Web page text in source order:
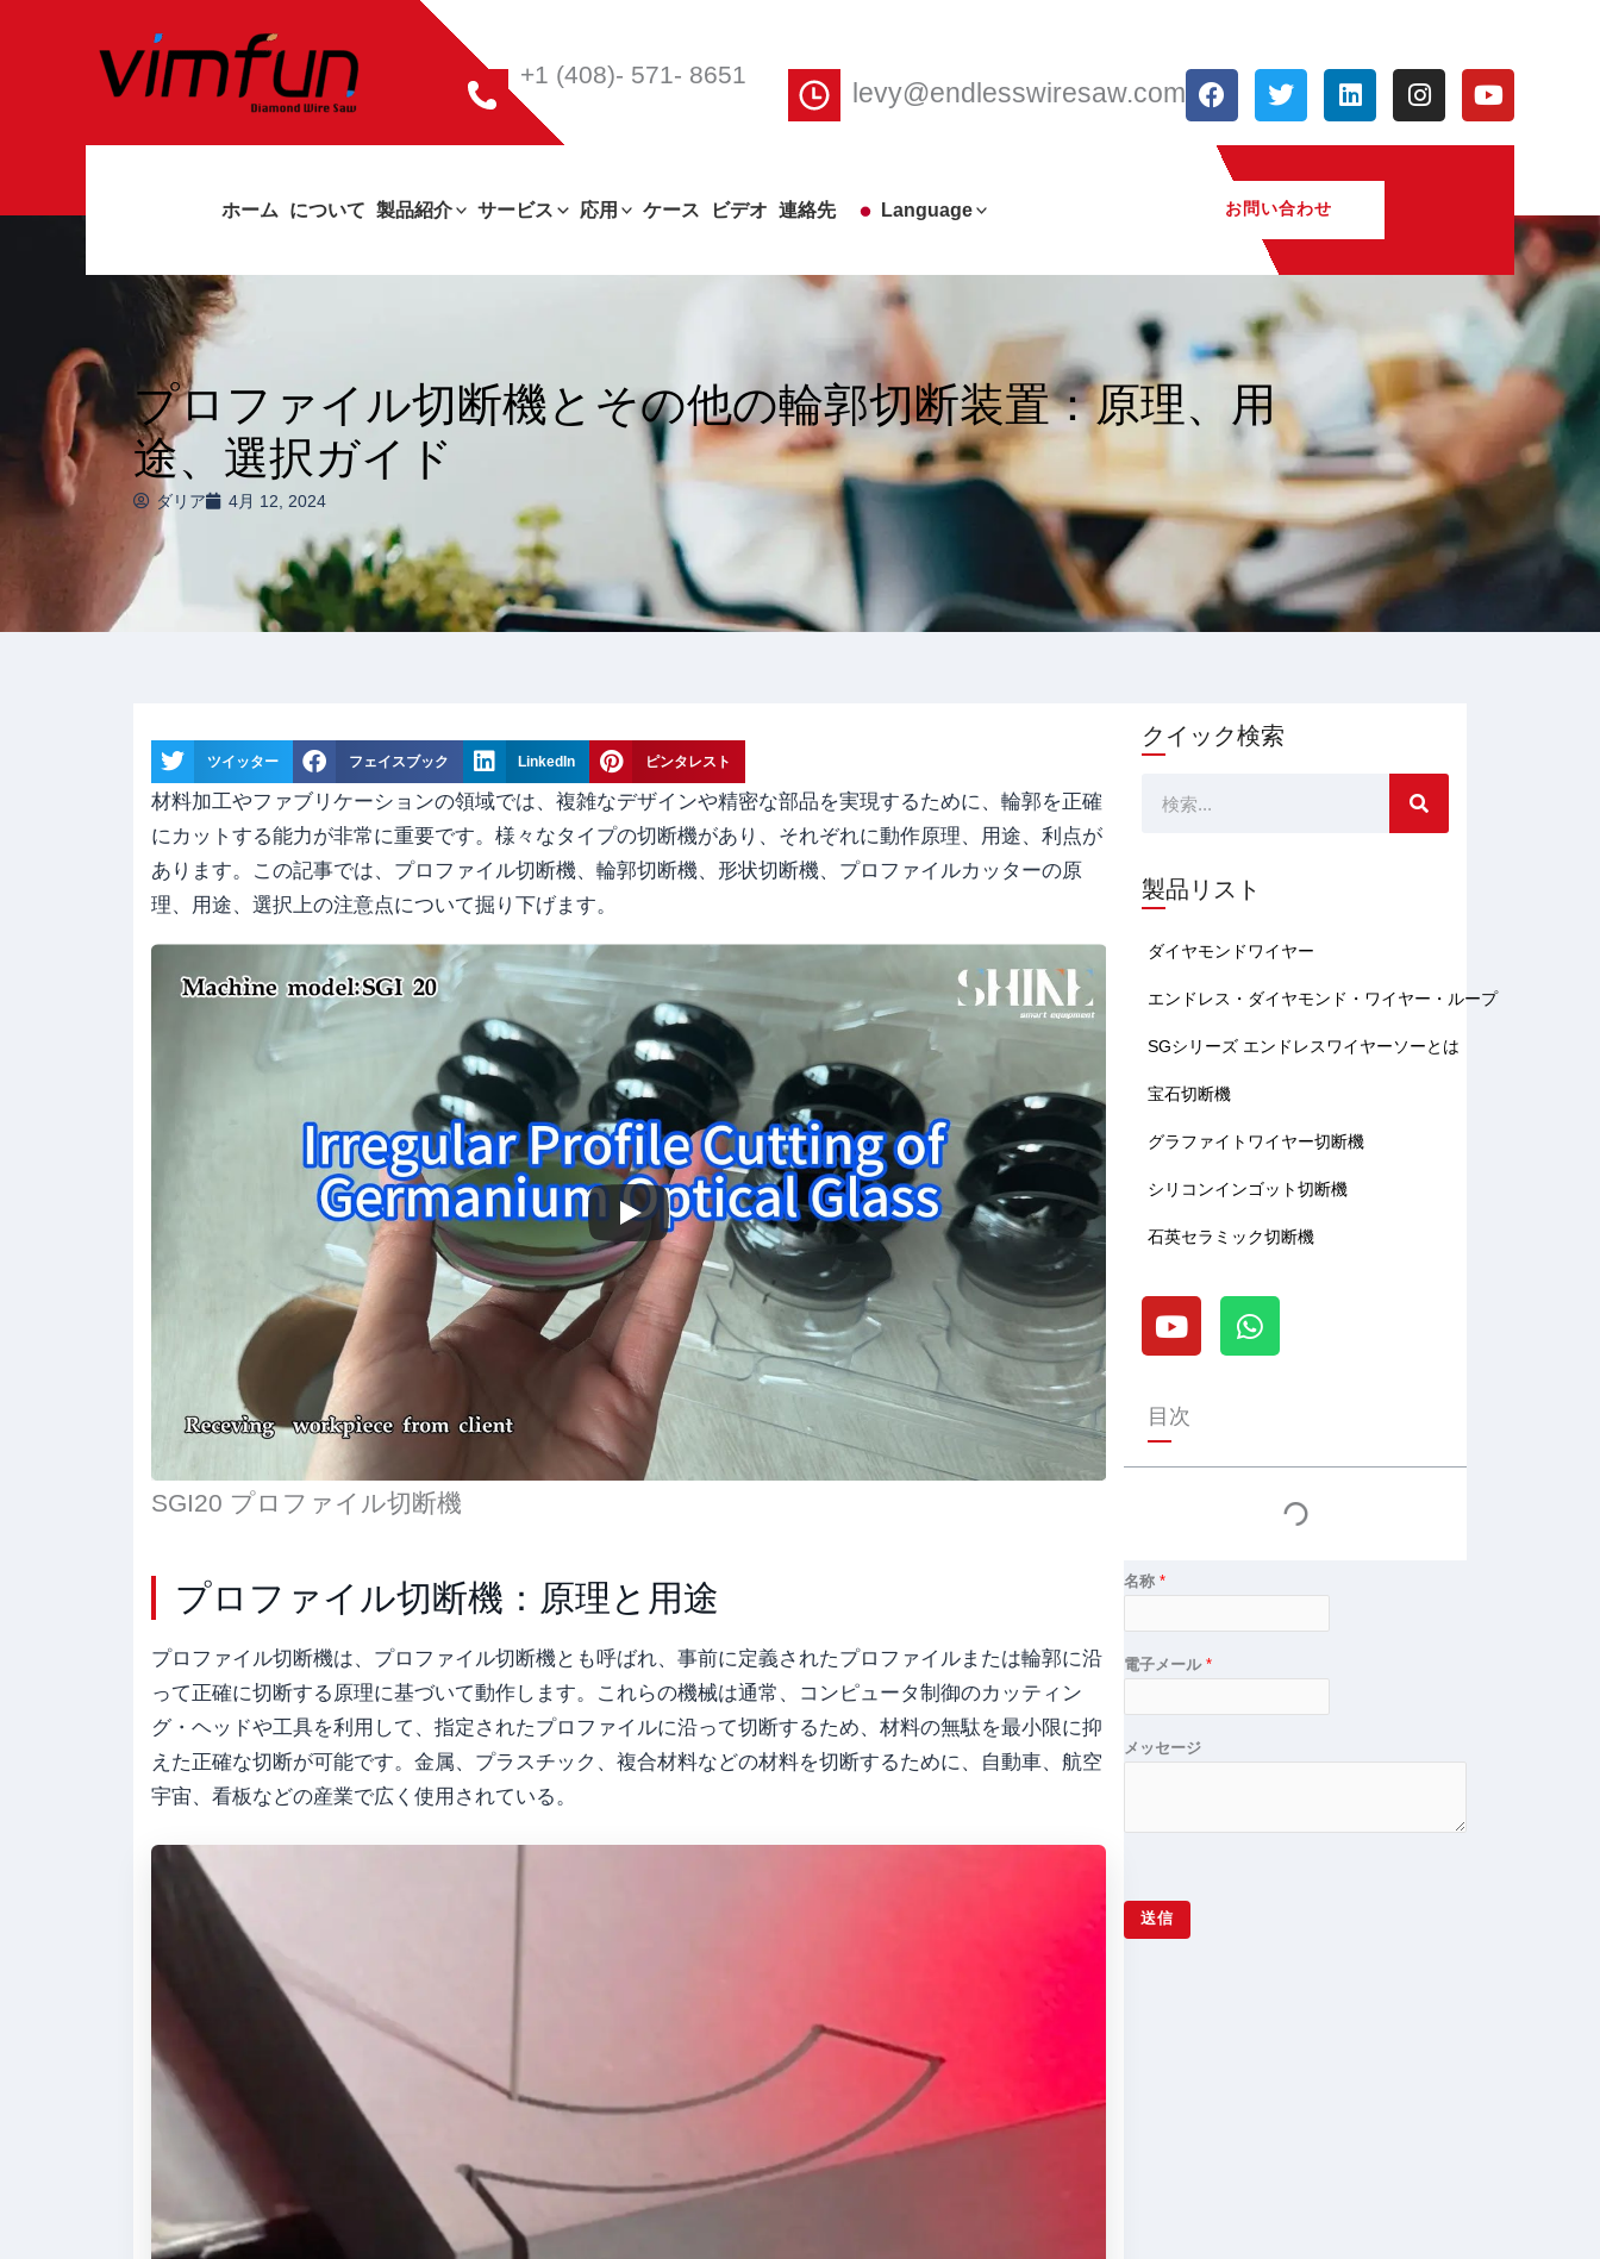
+1 (408)- 571- 8651
levy@endlesswiresaw.com
フ
ェ
ス
ブ
ッ
ツ
イ
ー
リ
ン
イ
イ
ン
Y
o
ホーム について 製品紹介 サービス 応用 ケース ビデオ 連絡先 Language お問い合わせ
プロファイル切断機とその他の輪郭切断装置：原理、用
途、選択ガイド
ダリア 4月 12, 2024
ツイッター フェイスブック LinkedIn ピンタレスト
材料加工やファブリケーションの領域では、複雑なデザインや精密な部品を実現するために、輪郭を正確
にカットする能力が非常に重要です。様々なタイプの切断機があり、それぞれに動作原理、用途、利点が
あります。この記事では、プロファイル切断機、輪郭切断機、形状切断機、プロファイルカッターの原
理、用途、選択上の注意点について掘り下げます。
SGI20 プロファイル切断機
プロファイル切断機：原理と用途
プロファイル切断機は、プロファイル切断機とも呼ばれ、事前に定義されたプロファイルまたは輪郭に沿
って正確に切断する原理に基づいて動作します。これらの機械は通常、コンピュータ制御のカッティン
グ・ヘッドや工具を利用して、指定されたプロファイルに沿って切断するため、材料の無駄を最小限に抑
えた正確な切断が可能です。金属、プラスチック、複合材料などの材料を切断するために、自動車、航空
宇宙、看板などの産業で広く使用されている。
クイック検索
検
製品リスト
ダイヤモンドワイヤー
エンドレス・ダイヤモンド・ワイヤー・ループ
SGシリーズ エンドレスワイヤーソーとは
宝石切断機
グラファイトワイヤー切断機
シリコンインゴット切断機
石英セラミック切断機
Y
o
u
u
b
e
W
h
a
p
目次
名称*
電子メール*
メッセージ
送信